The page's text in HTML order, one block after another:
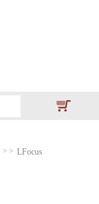
LFocus